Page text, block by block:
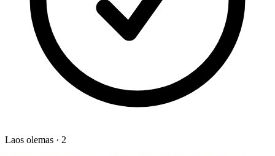
Laos olemas · 2